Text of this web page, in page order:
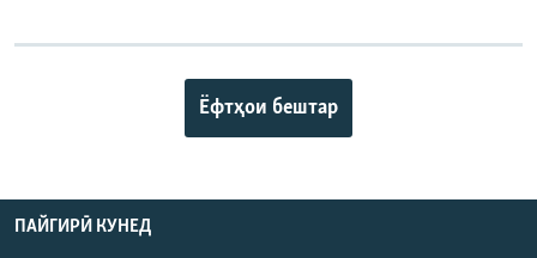
Ёфтҳои бештар
ПАЙГИРӢ КУНЕД